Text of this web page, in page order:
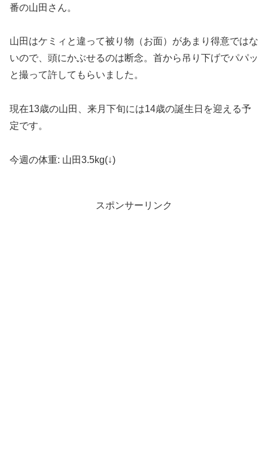
番の山田さん。
山田はケミィと違って被り物（お面）があまり得意ではな
いので、頭にかぶせるのは断念。首から吊り下げでパパッ
と撮って許してもらいました。
現在13歳の山田、来月下旬には14歳の誕生日を迎える予
定です。
今週の体重: 山田3.5kg(↓)
スポンサーリンク